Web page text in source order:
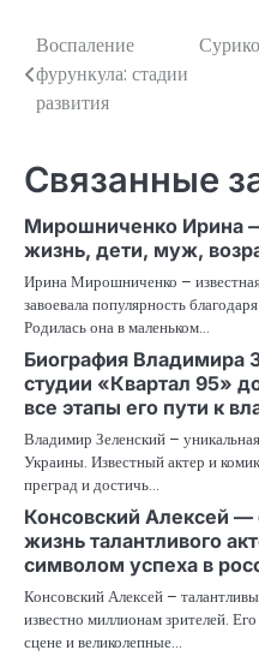
Навигация
по
Воспаление
фурункула: стадии
развития
Связанные
Мирошниченко Ирина
жизнь, дети, муж,
Ирина Мирошниченко –
завоевала популярность
Родилась она в маленьком…
Биография Владимира
студии «Квартал 95»
все этапы его пути к
Владимир Зеленский –
Украины. Известный актер и
преград и достичь…
Консовский Алексей —
жизнь талантливого
символом успеха в
Консовский Алексей –
известно миллионам зрителей.
сцене и великолепные…